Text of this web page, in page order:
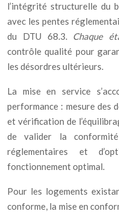
l’intégrité structurelle du
avec les pentes
du DTU 68.3. Chaque
contrôle qualité pour
les désordres ultérieurs.
La mise en service
performance : mesure des
et vérification de
de valider la
réglementaires et
fonctionnement optimal.
Pour les logements
conforme, la mise en